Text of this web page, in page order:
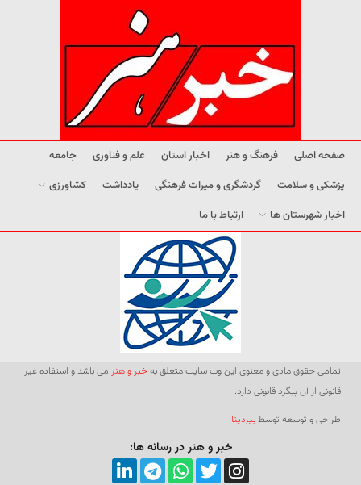
صفحه اصلی فرهنگ و هنر اخبار استان علم و فناوری
جامعه
پزشکی و سلامت
گردشگری و میراث فرهنگی یادداشت
کشاورزی
اخبار شهرستان ها
ارتباط با ما
تمامی حقوق مادی و معنوی این وب سایت متعلق بهخبر و هنر می باشد و استفاده غیر
قانونی از آن پیگرد قانونی دارد.
طراحی و توسعه توسطبیردیتا
خبر و هنر در رسانه ها: